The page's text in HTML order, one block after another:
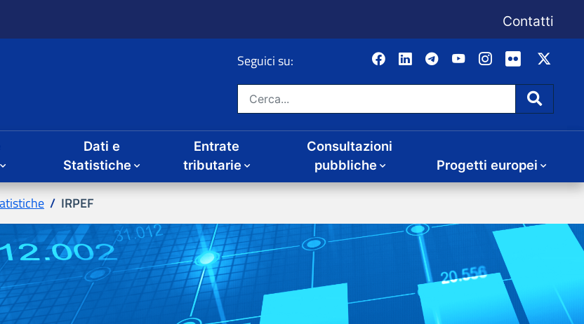
Dati e Entrate
Consultazioni
Progetti europei
IRPEF